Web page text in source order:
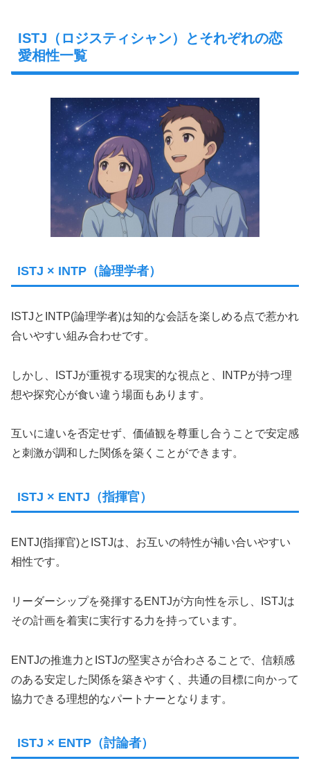
ISTJ（ロジスティシャン）とそれぞれの恋
愛相性一覧
ISTJ × INTP（論理学者）
ISTJとINTP(論理学者)は知的な会話を楽しめる点で惹かれ
合いやすい組み合わせです。
しかし、ISTJが重視する現実的な視点と、INTPが持つ理
想や探究心が食い違う場面もあります。
互いに違いを否定せず、価値観を尊重し合うことで安定感
と刺激が調和した関係を築くことができます。
ISTJ × ENTJ（指揮官）
ENTJ(指揮官)とISTJは、お互いの特性が補い合いやすい
相性です。
リーダーシップを発揮するENTJが方向性を示し、ISTJは
その計画を着実に実行する力を持っています。
ENTJの推進力とISTJの堅実さが合わさることで、信頼感
のある安定した関係を築きやすく、共通の目標に向かって
協力できる理想的なパートナーとなります。
ISTJ × ENTP（討論者）